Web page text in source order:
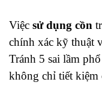
Việc sử dụng cồn
chính xác kỹ thuật
Tránh 5 sai lầm
không chỉ tiết kiệm